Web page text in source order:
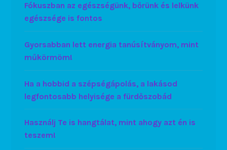
Fókuszban az egészségünk, bőrünk és lelkünk
egészsége is fontos
Gyorsabban lett energia tanúsítványom, mint
műkörmöm!
Ha a hobbid a szépségápolás, a lakásod
legfontosabb helyisége a fürdőszobád
Használj Te is hangtálat, mint ahogy azt én is
teszem!